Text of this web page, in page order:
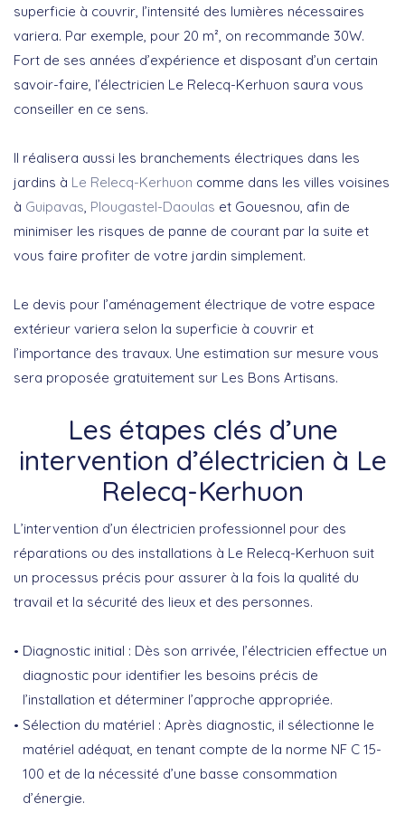
superficie à couvrir, l’intensité des lumières nécessaires
variera. Par exemple, pour 20 m², on recommande 30W.
Fort de ses années d’expérience et disposant d’un certain
savoir-faire, l’électricien Le Relecq-Kerhuon saura vous
conseiller en ce sens.
Il réalisera aussi les branchements électriques dans les
jardins à Le Relecq-Kerhuon comme dans les villes voisines
à Guipavas Plougastel-Daoulas et Gouesnou, afin de
minimiser les risques de panne de courant par la suite et
vous faire profiter de votre jardin simplement.
Le devis pour l’aménagement électrique de votre espace
extérieur variera selon la superficie à couvrir et
l’importance des travaux. Une estimation sur mesure vous
sera proposée gratuitement sur Les Bons Artisans.
Les étapes clés d’une
intervention d’électricien à Le
Relecq-Kerhuon
L’intervention d’un électricien professionnel pour des
réparations ou des installations à Le Relecq-Kerhuon suit
un processus précis pour assurer à la fois la qualité du
travail et la sécurité des lieux et des personnes.
Diagnostic initial : Dès son arrivée, l’électricien effectue un
diagnostic pour identifier les besoins précis de
l’installation et déterminer l’approche appropriée.
Sélection du matériel : Après diagnostic, il sélectionne le
matériel adéquat, en tenant compte de la norme NF C 15-
100 et de la nécessité d’une basse consommation
d’énergie.